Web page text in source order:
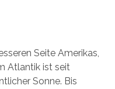
Seite Amerikas,
Atlantik ist seit
Sonne. Bis